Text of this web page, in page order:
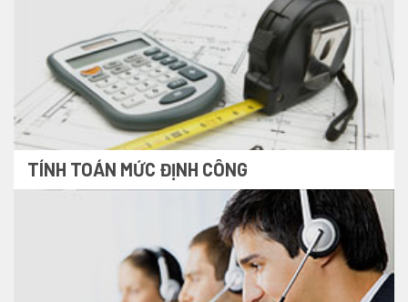
TÍNH TOÁN MỨC ĐỊNH CÔNG